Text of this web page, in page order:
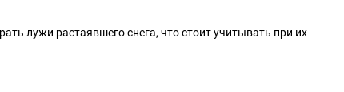
лужи растаявшего снега, что стоит учитывать при их